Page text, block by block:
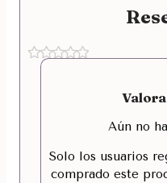
Aún no
Solo los usuarios
comprado este